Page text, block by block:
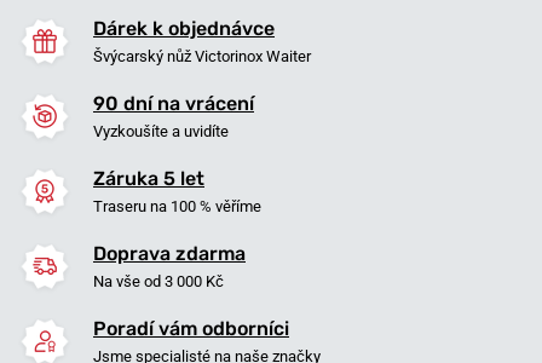
Dárek k objednávce
Švýcarský nůž Victorinox Waiter
90 dní na vrácení
Vyzkoušíte a uvidíte
Záruka 5 let
Traseru na 100 % věříme
Doprava zdarma
Na vše od 3 000 Kč
Poradí vám odborníci
Jsme specialisté na naše značky